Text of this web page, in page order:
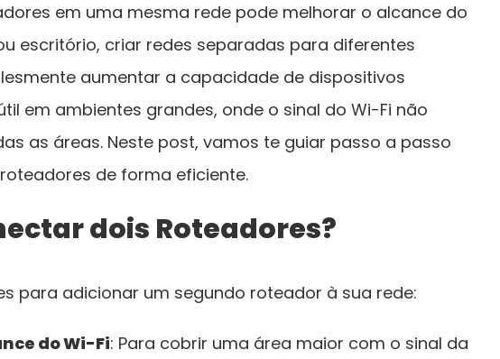
em uma mesma rede pode melhorar o alcance do
escritório, criar redes separadas para diferentes
aumentar a capacidade de dispositivos
em ambientes grandes, onde o sinal do Wi-Fi não
as áreas. Neste post, vamos te guiar passo a passo
de forma eficiente.
dois Roteadores?
para adicionar um segundo roteador à sua rede:
do Wi-Fi: Para cobrir uma área maior com o sinal da